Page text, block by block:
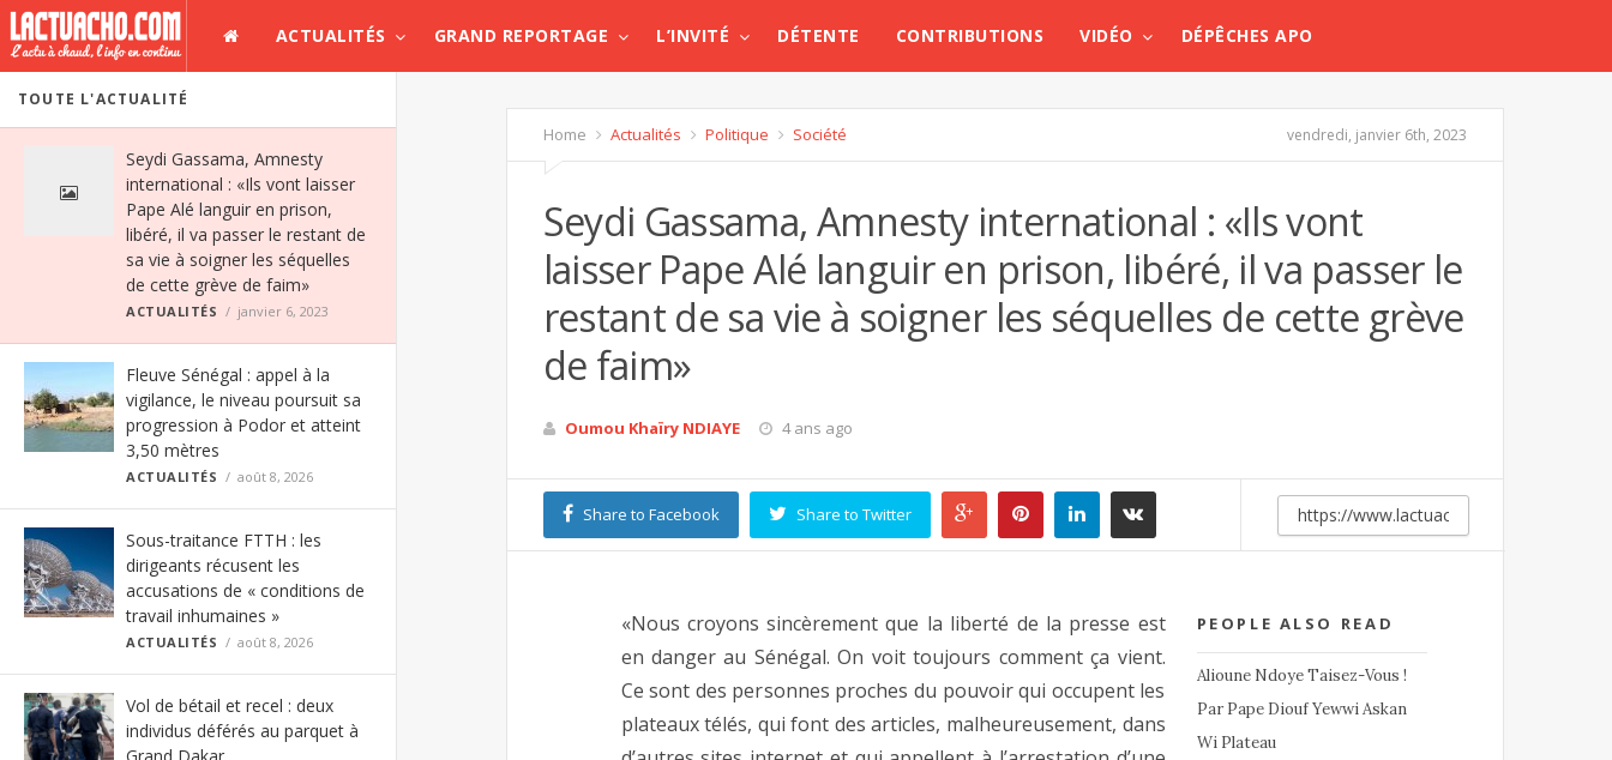
ACTUALITÉS GRAND REPORTAGE L’INVITÉ DÉTENTE CONTRIBUTIONS VIDÉO DÉPÊCHES APO
TOUTE L'ACTUALITÉ
Seydi Gassama, Amnesty
international : «Ils vont laisser
Pape Alé languir en prison,
libéré, il va passer le restant de
sa vie à soigner les séquelles
de cette grève de faim»
ACTUALITÉS janvier 6, 2023
Fleuve Sénégal : appel à la
vigilance, le niveau poursuit sa
progression à Podor et atteint
3,50 mètres
ACTUALITÉS août 8, 2026
Sous-traitance FTTH : les
dirigeants récusent les
accusations de « conditions de
travail inhumaines »
ACTUALITÉS août 8, 2026
Vol de bétail et recel : deux
individus déférés au parquet à
Home Actualités Politique Société vendredi, janvier 6th, 2023
Seydi Gassama, Amnesty international : «Ils vont
laisser Pape Alé languir en prison, libéré, il va passer le
restant de sa vie à soigner les séquelles de cette grève
de faim»
Oumou Khaïry NDIAYE 4 ans ago
Share to Facebook Share to Twitter
PEOPLE ALSO READ
Alioune Ndoye Taisez-Vous !
Par Pape Diouf Yewwi Askan
Wi Plateau
«Nous croyons sincèrement que la liberté de la presse est
en danger au Sénégal. On voit toujours comment ça vient.
Ce sont des personnes proches du pouvoir qui occupent les
plateaux télés, qui font des articles, malheureusement, dans